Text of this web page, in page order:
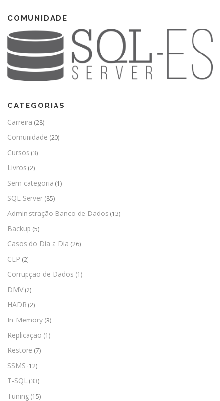
COMUNIDADE
CATEGORIAS
Carreira (28)
Comunidade (20)
Cursos (3)
Livros (2)
Sem categoria (1)
SQL Server (85)
Administração Banco de Dados (13)
Backup (5)
Casos do Dia a Dia (26)
CEP (2)
Corrupção de Dados (1)
DMV (2)
HADR (2)
In-Memory (3)
Replicação (1)
Restore (7)
SSMS (12)
T-SQL (33)
Tuning (15)